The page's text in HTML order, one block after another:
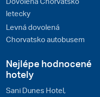
letecky
Levná dovolená
Chorvatsko autobusem
Nejlépe hodnocené
hotely
Sani Dunes Hotel,